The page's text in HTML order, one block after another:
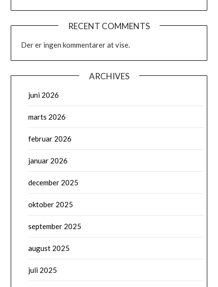
RECENT COMMENTS
Der er ingen kommentarer at vise.
ARCHIVES
juni 2026
marts 2026
februar 2026
januar 2026
december 2025
oktober 2025
september 2025
august 2025
juli 2025